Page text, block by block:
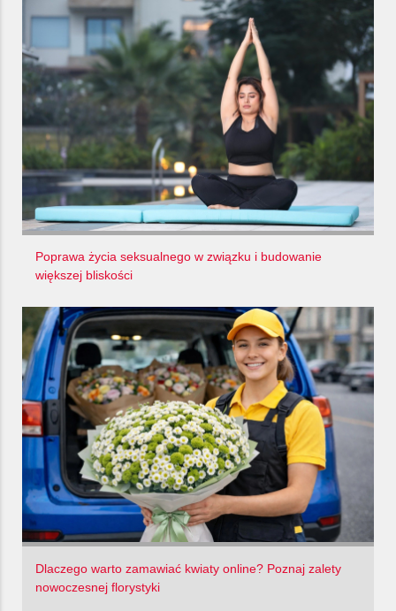
Poprawa życia seksualnego w związku i budowanie
większej bliskości
Dlaczego warto zamawiać kwiaty online? Poznaj zalety
nowoczesnej florystyki